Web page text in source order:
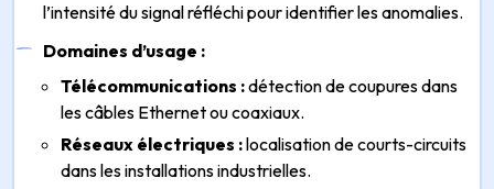
l’intensité du signal réfléchi pour identifier les anomalies.
Domaines d’usage :
Télécommunications :détection de coupures dans
les câbles Ethernet ou coaxiaux.
Réseaux électriques :localisation de courts-circuits
dans les installations industrielles.